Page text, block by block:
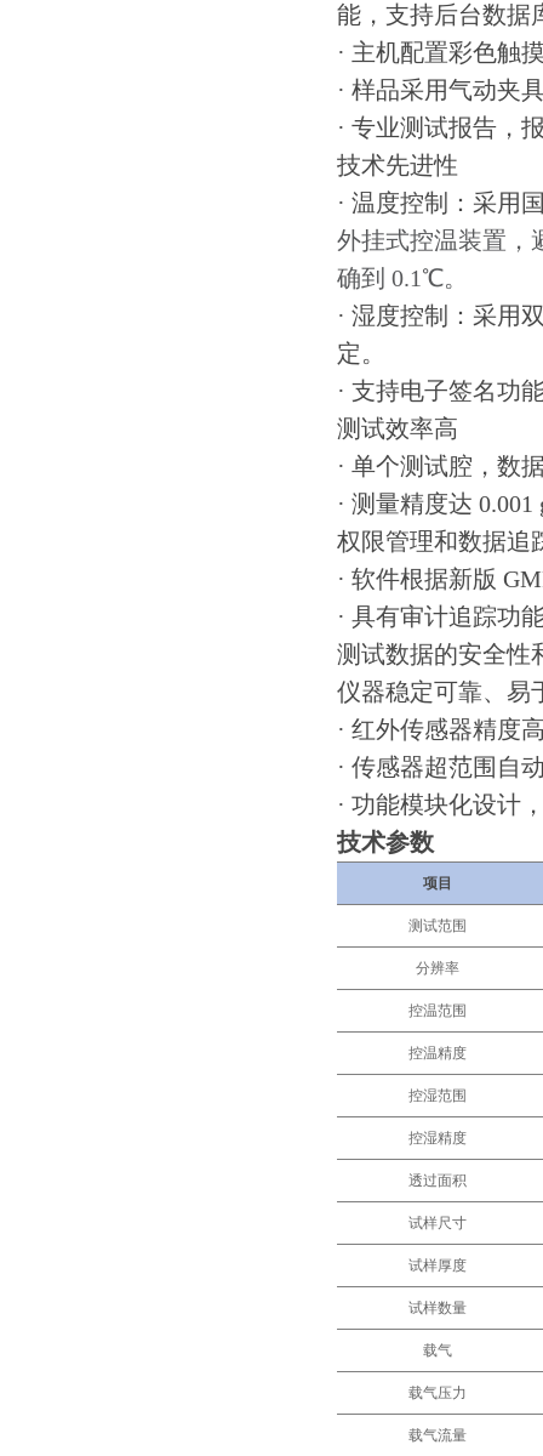
能，支持后台数据
· 主机配置彩色触
· 样品采用气动夹
· 专业测试报告，
技术先进性
· 温度控制：采用
外挂式控温装置，
确到 0.1℃。
· 湿度控制：采用
定。
· 支持电子签名功
测试效率高
· 单个测试腔，数
· 测量精度达 0.001
权限管理和数据追
· 软件根据新版
· 具有审计追踪功
测试数据的安全性
仪器稳定可靠、易
· 红外传感器精度
· 传感器超范围自
· 功能模块化设计
技术参数
项目
测试范围
分辨率
控温范围
控温精度
控湿范围
控湿精度
透过面积
试样尺寸
试样厚度
试样数量
载气
载气压力
载气流量